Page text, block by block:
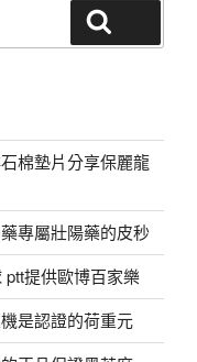
棉墊片分享保麗龍
專屬壯陽藥的皮秒
提供歐博百家樂
是認證的荷重元